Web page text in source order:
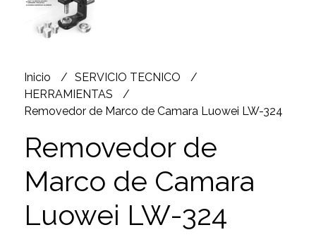
Inicio
SERVICIO TECNICO
HERRAMIENTAS
Removedor de Marco de Camara Luowei LW-324
Removedor de
Marco de Camara
Luowei LW-324